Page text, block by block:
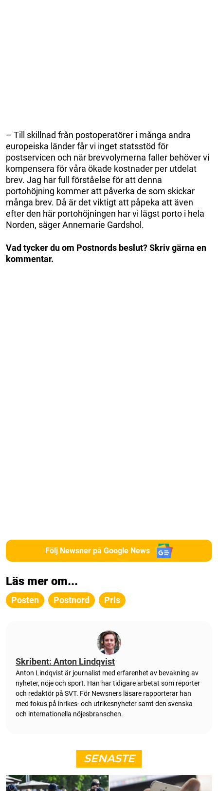
– Till skillnad från postoperatörer i många andra
europeiska länder får vi inget statsstöd för
postservicen och när brevvolymerna faller behöver vi
kompensera för våra ökade kostnader per utdelat
brev. Jag har full förståelse för att denna
portohöjning kommer att påverka de som skickar
många brev. Då är det viktigt att påpeka att även
efter den här portohöjningen har vi lägst porto i hela
Norden, säger Annemarie Gardshol.
Vad tycker du om Postnords beslut? Skriv gärna en
kommentar.
Följ Newsner på Google News
Läs mer om...
Posten Postnord Pris
Skribent: Anton Lindqvist
Anton Lindqvist är journalist med erfarenhet av bevakning av
nyheter, nöje och sport. Han har tidigare arbetat som reporter
och redaktör på SVT. För Newsners läsare rapporterar han
med fokus på inrikes- och utrikesnyheter samt den svenska
och internationella nöjesbranschen.
SENASTE